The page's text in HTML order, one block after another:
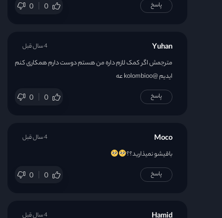
0 0 پاسخ
Yuhan
مترجمش اگر کمک لازم داره من هستم دوست دارم همکاری کنم
ایدیم @kolombioo عه
0 0
4 سال قبل
پاسخ
Moco
باقیشو نمیذارید؟؟
0 0
4 سال قبل
پاسخ
4 سال قبل